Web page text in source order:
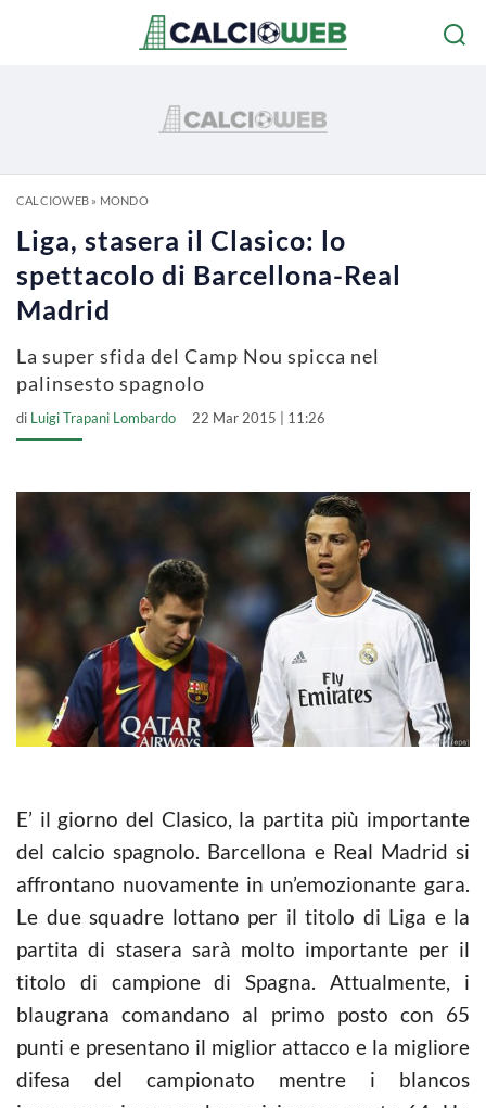
CALCIOWEB» MONDO
Liga, stasera il Clasico: lo
spettacolo di Barcellona-Real
Madrid
La super sfida del Camp Nou spicca nel
palinsesto spagnolo
di Luigi Trapani Lombardo 22 Mar 2015 | 11:26
E’ il giorno del Clasico, la partita più importante
del calcio spagnolo. Barcellona e Real Madrid si
affrontano nuovamente in un’emozionante gara.
Le due squadre lottano per il titolo di Liga e la
partita di stasera sarà molto importante per il
titolo di campione di Spagna. Attualmente, i
blaugrana comandano al primo posto con 65
punti e presentano il miglior attacco e la migliore
difesa del campionato mentre i blancos